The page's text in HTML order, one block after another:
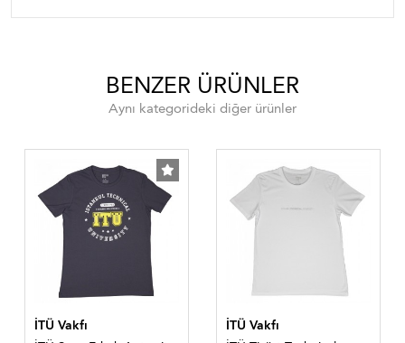
BENZER ÜRÜNLER
Aynı kategorideki diğer ürünler
İTÜ Vakfı
İTÜ Vakfı